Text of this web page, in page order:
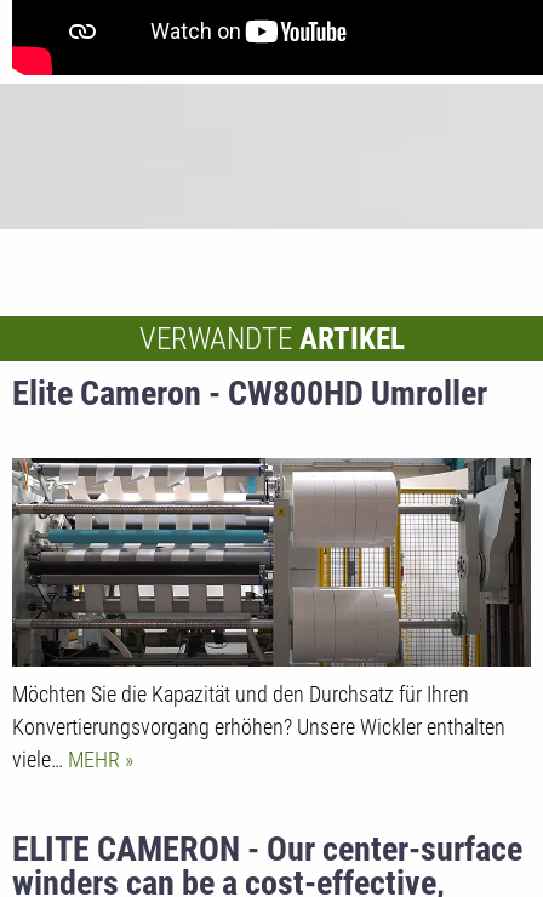
VERWANDTE ARTIKEL
Elite Cameron - CW800HD Umroller
Möchten Sie die Kapazität und den Durchsatz für Ihren
Konvertierungsvorgang erhöhen? Unsere Wickler enthalten
viele… MEHR
ELITE CAMERON - Our center-surface
winders can be a cost-effective,